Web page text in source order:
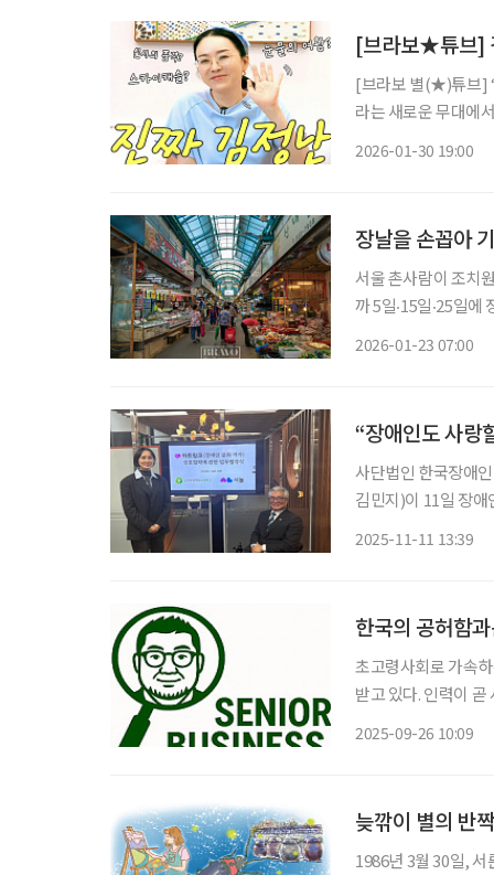
[브라보★튜브]
[브라보 별(★)튜브]
라는 새로운 무대에
2026-01-30 19:00
장날을 손꼽아
서울 촌사람이 조치
까 5일‧15일‧25일
2026-01-23 07:00
“장애인도 사랑
사단법인 한국장애
김민지)이 11일 장
2025-11-11 13:39
한국의 공허함
초고령사회로 가속
받고 있다. 인력이
2025-09-26 10:09
늦깎이 별의 반
1986년 3월 30일,